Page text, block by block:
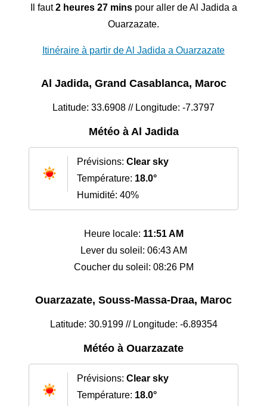
Il faut2 heures 27 minspour aller de Al Jadida a
Ouarzazate.
Itinéraire à partir de Al Jadida a Ouarzazate
Al Jadida, Grand Casablanca, Maroc
Latitude: 33.6908 // Longitude: -7.3797
Météo à Al Jadida
Prévisions: Clear sky
Température: 18.0°
Humidité: 40%
Heure locale: 11:51 AM
Lever du soleil: 06:43 AM
Coucher du soleil: 08:26 PM
Ouarzazate, Souss-Massa-Draa, Maroc
Latitude: 30.9199 // Longitude: -6.89354
Météo à Ouarzazate
Prévisions: Clear sky
Température: 18.0°